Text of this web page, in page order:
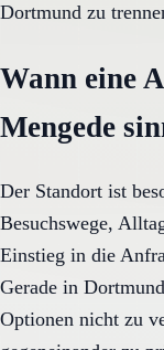
Dortmund zu
Wann eine
Mengede
Der Standort ist
Besuchswege,
Einstieg in die
Gerade in
Optionen nicht zu